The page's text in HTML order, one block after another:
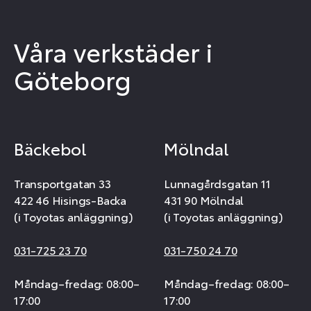
Våra verkstäder i
Göteborg
Bäckebol
Transportgatan 33
422 46 Hisings-Backa
(i Toyotas anläggning)
031-725 23 70
Måndag–fredag: 08:00–
17:00
Mölndal
Lunnagårdsgatan 11
431 90 Mölndal
(i Toyotas anläggning)
031-750 24 70
Måndag–fredag: 08:00–
17:00